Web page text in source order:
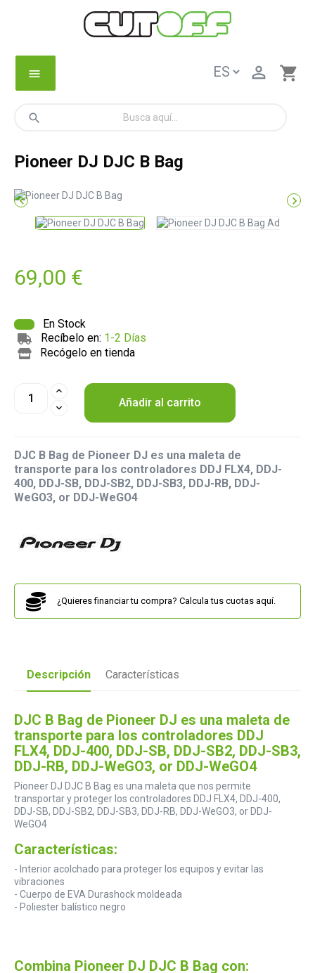
menu shopping_cart

search
Pioneer DJ DJC B Bag
 
69,00 €
En Stock
Recíbelo en: 1-2 Días
Recógelo en tienda
Añadir al carrito
DJC B Bag de Pioneer DJ es una maleta de
transporte para los controladores DDJ FLX4, DDJ-
400, DDJ-SB, DDJ-SB2, DDJ-SB3, DDJ-RB, DDJ-
WeGO3, or DDJ-WeGO4
¿Quieres financiar tu compra? Calcula tus cuotas aquí.
Descripción Características
DJC B Bag de Pioneer DJ es una maleta de
transporte para los controladores DDJ
FLX4, DDJ-400, DDJ-SB, DDJ-SB2, DDJ-SB3,
DDJ-RB, DDJ-WeGO3, or DDJ-WeGO4
Pioneer DJ DJC B Bag es una maleta que nos permite
transportar y proteger los controladores DDJ FLX4, DDJ-400,
DDJ-SB, DDJ-SB2, DDJ-SB3, DDJ-RB, DDJ-WeGO3, or DDJ-
WeGO4
Características:
- Interior acolchado para proteger los equipos y evitar las
vibraciones
- Cuerpo de EVA Durashock moldeada
- Poliester balístico negro
Combina Pioneer DJ DJC B Bag con: